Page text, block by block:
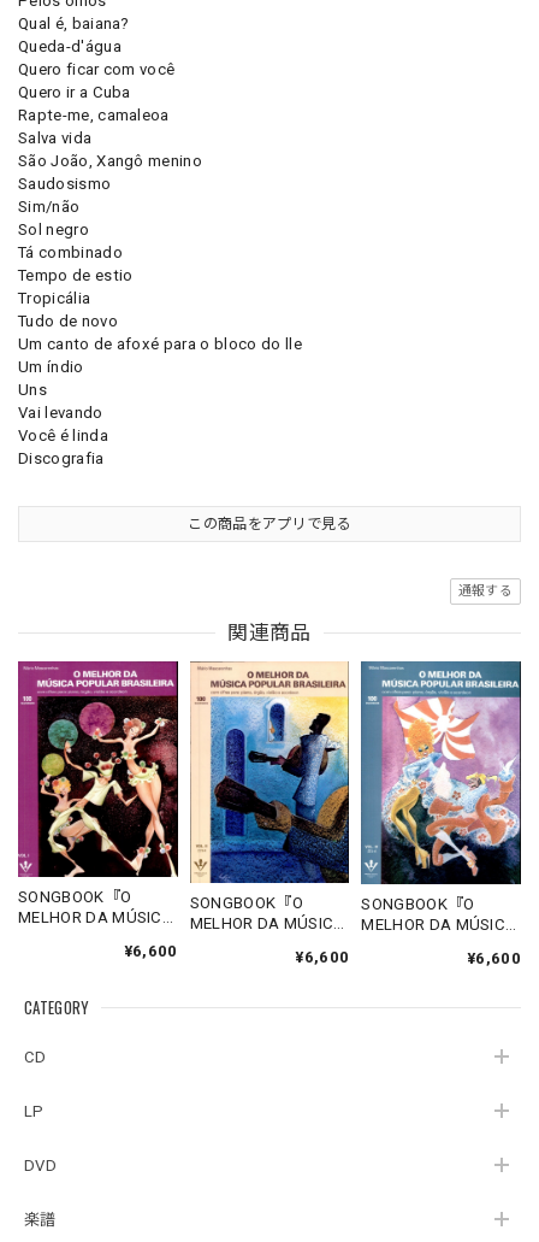
CATEGORY
CD
LP
DVD
楽譜
Qual é, baiana?
Queda-d'água
Quero ficar com você
Quero ir a Cuba
Rapte-me, camaleoa
Salva vida
São João, Xangô menino
Saudosismo
Sim/não
Sol negro
Tá combinado
Tempo de estio
Tropicália
Tudo de novo
Um canto de afoxé para o bloco do lle
Um índio
Uns
Vai levando
Você é linda
Discografia
この商品をアプリで見る
通報する
関連商品
SONGBOOK『O
MELHOR DA MÚSICA
¥6,600
SONGBOOK『O
MELHOR DA MÚSICA
¥6,600
SONGBOOK『O
MELHOR DA MÚSICA
Mascarenhas
¥6,600